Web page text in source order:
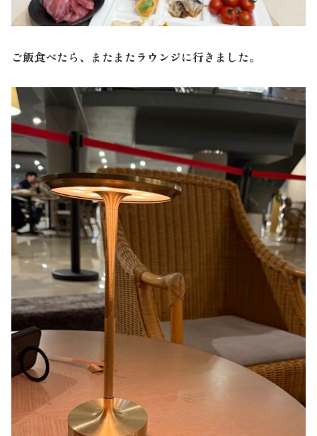
ご飯食べたら、またまたラウンジに行きました。